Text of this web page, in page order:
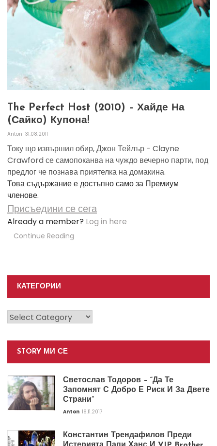
The Perfect Host (2010) – Хайде На
(сайко) Купона!
Anton 31.08.2011
Току що извършил обир, Джон Тейлър - Clayne
Crawford се самопоканва на чуждо вечерно парти, под
предлог че познава приятелка на домакина.
Това съдържание е достъпно само за Премиум
членове.
Присъедини се сега
Already a member? Log in here
Continue Reading
КАТЕГОРИИ
Категории
STORY МИ СЕ
Светослав Тодоров – “Да Те
Запомнят С Добро Е Риск И За Двете
Страни”
Anton 18.11.2017
Константин Трендафилов Преди